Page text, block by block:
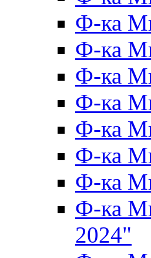
Ф-ка
Ф-ка
Ф-ка
Ф-ка
Ф-ка
Ф-ка
Ф-ка
Ф-ка
2024"